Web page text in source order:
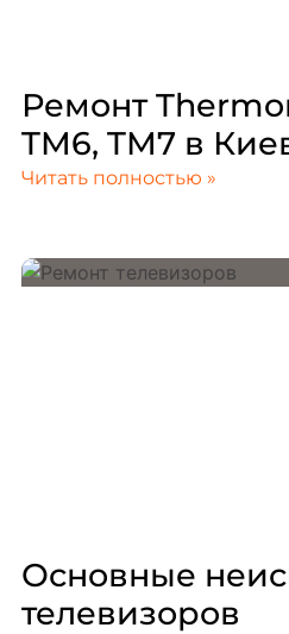
Ремонт
TM6, TM7 в
Читать полностью »
Основные
телевизоров